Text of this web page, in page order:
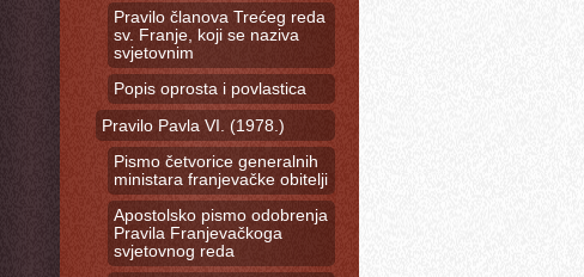
Pravilo članova Trećeg reda
sv. Franje, koji se naziva
svjetovnim
Popis oprosta i povlastica
Pravilo Pavla VI. (1978.)
Pismo četvorice generalnih
ministara franjevačke obitelji
Apostolsko pismo odobrenja
Pravila Franjevačkoga
svjetovnog reda